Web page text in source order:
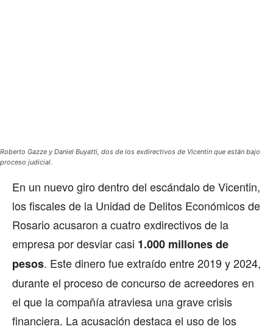
Roberto Gazze y Daniel Buyatti, dos de los exdirectivos de Vicentin que están bajo
proceso judicial.
En un nuevo giro dentro del escándalo de Vicentin,
los fiscales de la Unidad de Delitos Económicos de
Rosario acusaron a cuatro exdirectivos de la
empresa por desviar casi 1.000 millones de
pesos. Este dinero fue extraído entre 2019 y 2024,
durante el proceso de concurso de acreedores en
el que la compañía atraviesa una grave crisis
financiera. La acusación destaca el uso de los